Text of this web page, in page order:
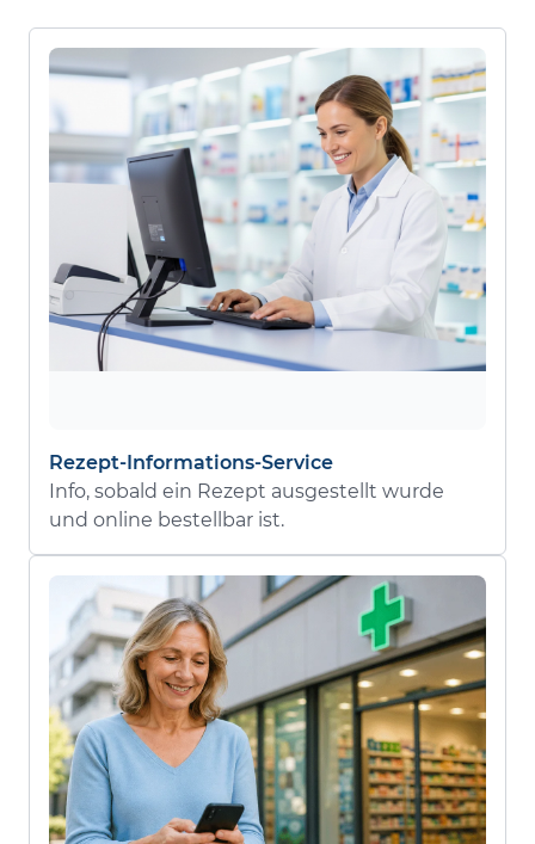
Rezept-Informations-Service
Info, sobald ein Rezept ausgestellt wurde
und online bestellbar ist.